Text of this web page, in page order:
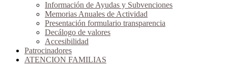
Información de Ayudas y Subvenciones
Memorias Anuales de Actividad
Presentación formulario transparencia
Decálogo de valores
Accesibilidad
Patrocinadores
ATENCION FAMILIAS